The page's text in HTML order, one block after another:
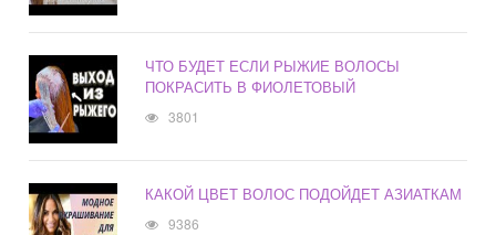
ЧТО БУДЕТ ЕСЛИ РЫЖИЕ ВОЛОСЫ
ПОКРАСИТЬ В ФИОЛЕТОВЫЙ
3801
КАКОЙ ЦВЕТ ВОЛОС ПОДОЙДЕТ АЗИАТКАМ
9386